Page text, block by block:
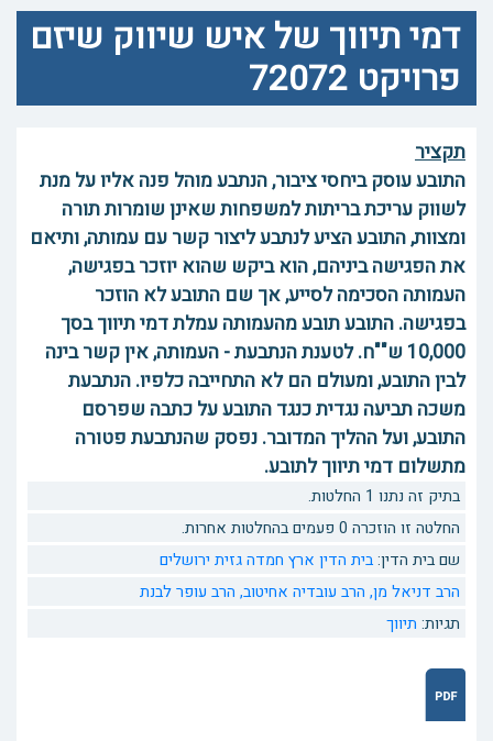
דמי תיווך של איש שיווק שיזם
פרויקט 72072
תקציר
התובע עוסק ביחסי ציבור, הנתבע מוהל פנה אליו על מנת
לשווק עריכת בריתות למשפחות שאינן שומרות תורה
ומצוות, התובע הציע לנתבע ליצור קשר עם עמותה, ותיאם
את הפגישה ביניהם, הוא ביקש שהוא יוזכר בפגישה,
העמותה הסכימה לסייע, אך שם התובע לא הוזכר
בפגישה. התובע תובע מהעמותה עמלת דמי תיווך בסך
10,000 ש""ח. לטענת הנתבעת - העמותה, אין קשר בינה
לבין התובע, ומעולם הם לא התחייבה כלפיו. הנתבעת
משכה תביעה נגדית כנגד התובע על כתבה שפרסם
התובע, ועל ההליך המדובר. נפסק שהנתבעת פטורה
מתשלום דמי תיווך לתובע.
בתיק זה נתנו 1 החלטות.
החלטה זו הוזכרה 0 פעמים בהחלטות אחרות.
שם בית הדין:בית הדין ארץ חמדה גזית ירושלים
הרב דניאל מן, הרב עובדיה אחיטוב, הרב עופר לבנת
תגיות: תיווך